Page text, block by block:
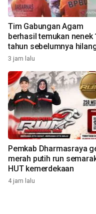
Tim Gabungan Agam
berhasil temukan nenek
tahun sebelumnya
3 jam lalu
Pemkab Dharmasraya
merah putih run
HUT kemerdekaan
4 jam lalu